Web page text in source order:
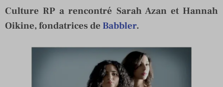
Culture RP a rencontré Sarah Azan et Hannah
Oikine, fondatrices de Babbler.